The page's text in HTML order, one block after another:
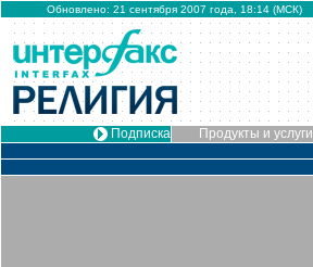
Обновлено: 21 сентября 2007 года, 18:14 (МСК)
Подписка Продукты и услуги